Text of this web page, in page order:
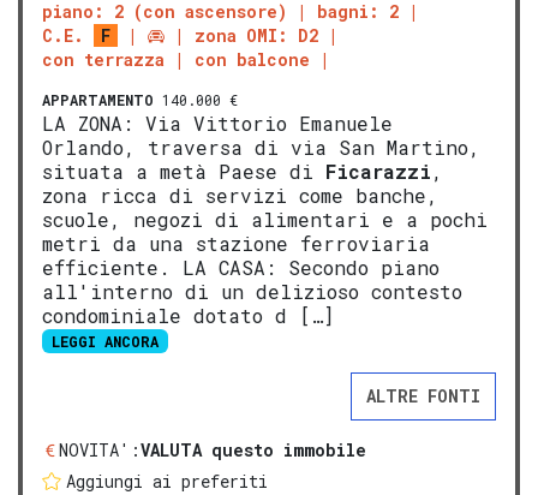
piano: 2 (con ascensore)
bagni: 2
C.E.
F
zona OMI: D2
con terrazza
con balcone
APPARTAMENTO 140.000 €
LA ZONA: Via Vittorio Emanuele
Orlando, traversa di via San Martino,
situata a metà Paese di Ficarazzi,
zona ricca di servizi come banche,
scuole, negozi di alimentari e a pochi
metri da una stazione ferroviaria
efficiente. LA CASA: Secondo piano
all'interno di un delizioso contesto
condominiale dotato d […]
LEGGI ANCORA
ALTRE FONTI
NOVITA':VALUTA questo immobile
Aggiungi ai preferiti